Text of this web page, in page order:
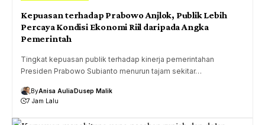
Kepuasan terhadap Prabowo Anjlok, Publik Lebih
Percaya Kondisi Ekonomi Riil daripada Angka
Pemerintah
Tingkat kepuasan publik terhadap kinerja pemerintahan
Presiden Prabowo Subianto menurun tajam sekitar…
ByAnisa AuliaDusep Malik
7 Jam Lalu